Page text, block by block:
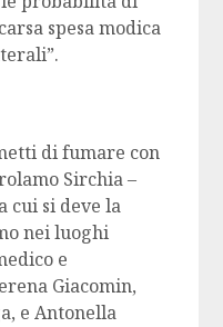
spesa modica
di fumare con
Sirchia –
cui si deve la
nei luoghi
e
Giacomin,
e Antonella